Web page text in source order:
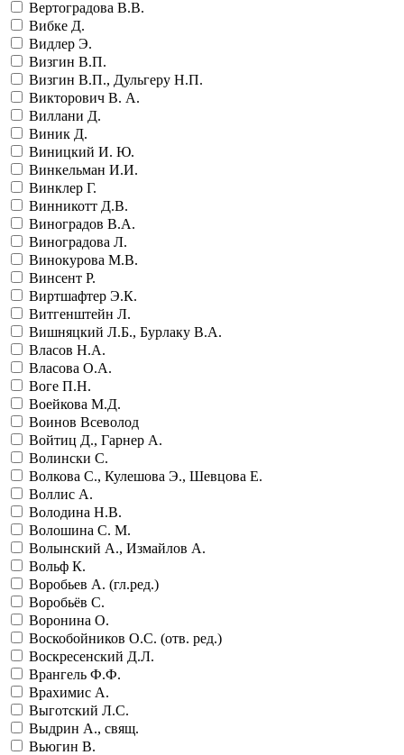
Вертоградова В.В.
Вибке Д.
Видлер Э.
Визгин В.П.
Визгин В.П., Дульгеру Н.П.
Викторович В. А.
Виллани Д.
Виник Д.
Виницкий И. Ю.
Винкельман И.И.
Винклер Г.
Винникотт Д.В.
Виноградов В.А.
Виноградова Л.
Винокурова М.В.
Винсент Р.
Виртшафтер Э.К.
Витгенштейн Л.
Вишняцкий Л.Б., Бурлаку В.А.
Власов Н.А.
Власова О.А.
Воге П.Н.
Воейкова М.Д.
Воинов Всеволод
Войтиц Д., Гарнер А.
Волински С.
Волкова С., Кулешова Э., Шевцова Е.
Воллис А.
Володина Н.В.
Волошина С. М.
Волынский А., Измайлов А.
Вольф К.
Воробьев А. (гл.ред.)
Воробьёв С.
Воронина О.
Воскобойников О.С. (отв. ред.)
Воскресенский Д.Л.
Врангель Ф.Ф.
Врахимис А.
Выготский Л.С.
Выдрин А., свящ.
Вьюгин В.